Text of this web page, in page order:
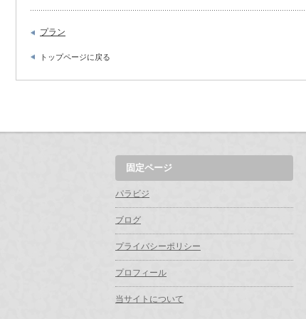
プラン
トップページに戻る
固定ページ
パラビジ
ブログ
プライバシーポリシー
プロフィール
当サイトについて